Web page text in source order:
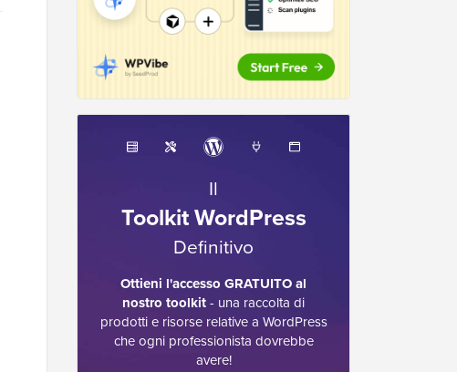
Il
Toolkit WordPress
Definitivo
Ottieni l'accesso GRATUITO al
nostro toolkit- una raccolta di
prodotti e risorse relative a WordPress
che ogni professionista dovrebbe
avere!